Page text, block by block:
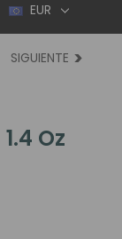
EUR
SIGUIENTE
Oz